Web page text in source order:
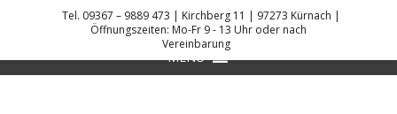
DANIEL KREIS KÜCHENPLANER
MENU
Tel. 09367 – 9889 473 | Kirchberg 11 | 97273 Kürnach |
Öffnungszeiten: Mo-Fr 9 - 13 Uhr oder nach
Vereinbarung